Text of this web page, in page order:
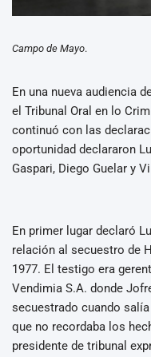
Campo de Mayo.
En una nueva audiencia
el Tribunal Oral en lo
continuó con las
oportunidad declararon
Gaspari, Diego Guelar y
En primer lugar declaró
relación al secuestro de
1977. El testigo era
Vendimia S.A. donde
secuestrado cuando
que no recordaba los
presidente de tribunal